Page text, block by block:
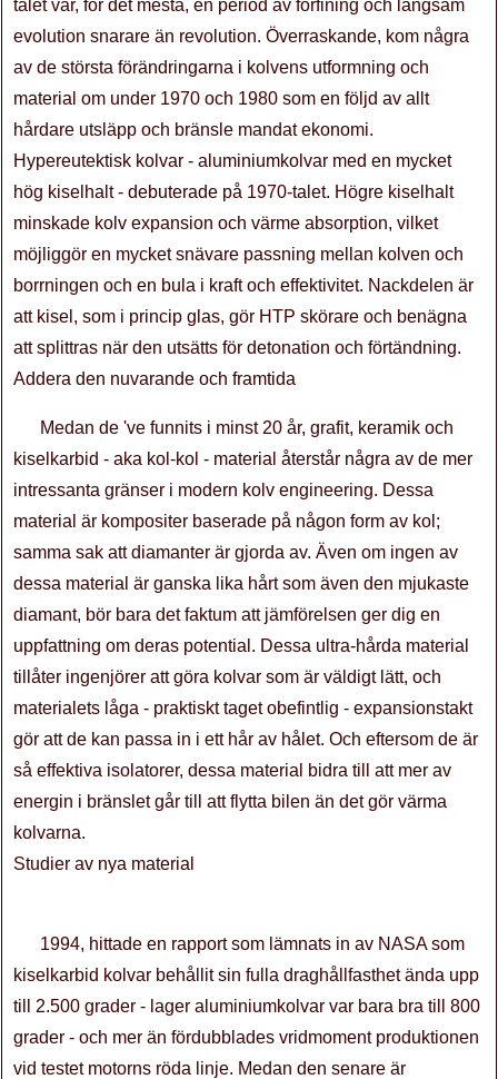
talet var, för det mesta, en period av förfining och långsam
evolution snarare än revolution. Överraskande, kom några
av de största förändringarna i kolvens utformning och
material om under 1970 och 1980 som en följd av allt
hårdare utsläpp och bränsle mandat ekonomi.
Hypereutektisk kolvar - aluminiumkolvar med en mycket
hög kiselhalt - debuterade på 1970-talet. Högre kiselhalt
minskade kolv expansion och värme absorption, vilket
möjliggör en mycket snävare passning mellan kolven och
borrningen och en bula i kraft och effektivitet. Nackdelen är
att kisel, som i princip glas, gör HTP skörare och benägna
att splittras när den utsätts för detonation och förtändning.
Addera den nuvarande och framtida
Medan de 've funnits i minst 20 år, grafit, keramik och
kiselkarbid - aka kol-kol - material återstår några av de mer
intressanta gränser i modern kolv engineering. Dessa
material är kompositer baserade på någon form av kol;
samma sak att diamanter är gjorda av. Även om ingen av
dessa material är ganska lika hårt som även den mjukaste
diamant, bör bara det faktum att jämförelsen ger dig en
uppfattning om deras potential. Dessa ultra-hårda material
tillåter ingenjörer att göra kolvar som är väldigt lätt, och
materialets låga - praktiskt taget obefintlig - expansionstakt
gör att de kan passa in i ett hår av hålet. Och eftersom de är
så effektiva isolatorer, dessa material bidra till att mer av
energin i bränslet går till att flytta bilen än det gör värma
kolvarna.
Studier av nya material
1994, hittade en rapport som lämnats in av NASA som
kiselkarbid kolvar behållit sin fulla draghållfasthet ända upp
till 2.500 grader - lager aluminiumkolvar var bara bra till 800
grader - och mer än fördubblades vridmoment produktionen
vid testet motorns röda linje. Medan den senare är